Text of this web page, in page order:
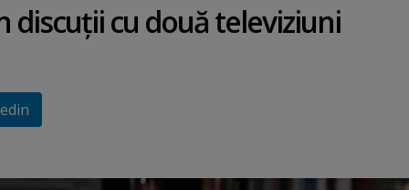
discuţii cu două televiziuni